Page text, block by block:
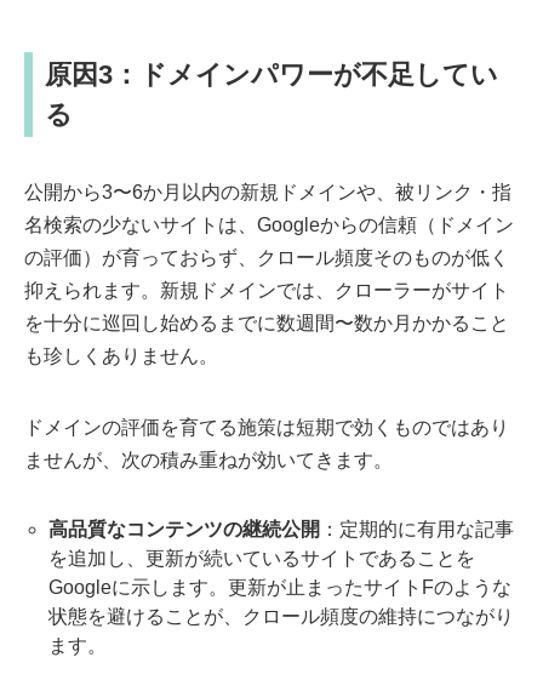
原因3：ドメインパワーが不足してい
る
公開から3〜6か月以内の新規ドメインや、被リンク・指
名検索の少ないサイトは、Googleからの信頼（ドメイン
の評価）が育っておらず、クロール頻度そのものが低く
抑えられます。新規ドメインでは、クローラーがサイト
を十分に巡回し始めるまでに数週間〜数か月かかること
も珍しくありません。
ドメインの評価を育てる施策は短期で効くものではあり
ませんが、次の積み重ねが効いてきます。
高品質なコンテンツの継続公開 ：定期的に有用な記事
を追加し、更新が続いているサイトであることを
Googleに示します。更新が止まったサイトFのような
状態を避けることが、クロール頻度の維持につながり
ます。